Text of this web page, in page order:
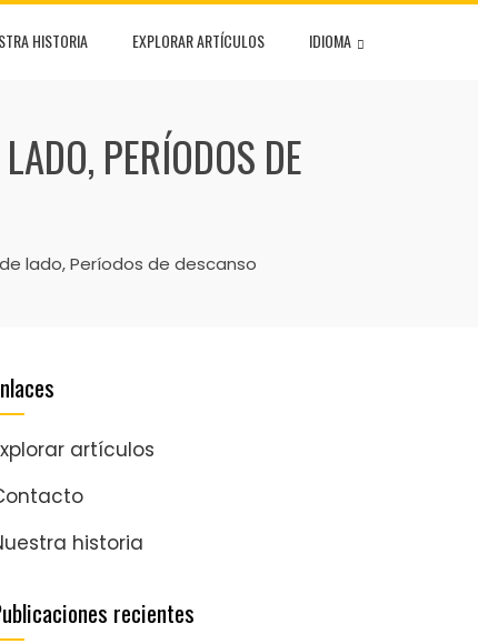
HISTORIA EXPLORAR ARTÍCULOS IDIOMA
PERÍODOS DE
lado, Períodos de descanso
artículos
historia
recientes